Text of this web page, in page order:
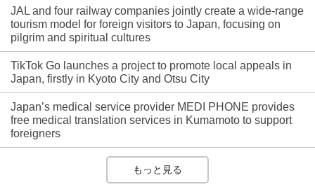
JAL and four railway companies jointly create a wide-range
tourism model for foreign visitors to Japan, focusing on
pilgrim and spiritual cultures
TikTok Go launches a project to promote local appeals in
Japan, firstly in Kyoto City and Otsu City
Japan’s medical service provider MEDI PHONE provides
free medical translation services in Kumamoto to support
foreigners
もっと見る